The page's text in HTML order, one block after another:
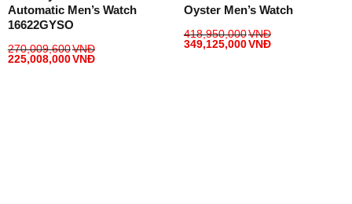
Automatic Men’s Watch
16622GYSO
270,009,600VNĐ
225,008,000VNĐ
Oyster Men’s Watch
418,950,000VNĐ
349,125,000VNĐ